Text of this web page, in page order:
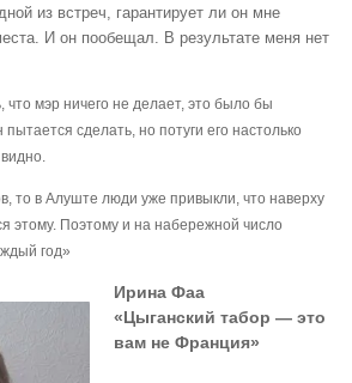
из встреч, гарантирует ли он мне
И он пообещал. В результате меня нет
что мэр ничего не делает, это было бы
сделать, но потуги его настолько
то в Алуште люди уже привыкли, что наверху
этому. Поэтому и на набережной число
год»
Ирина Фаа
«Цыганский табор — это
вам не Франция»